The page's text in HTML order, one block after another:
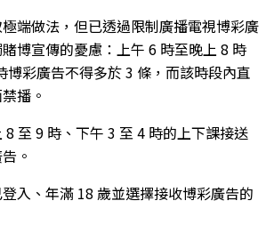
端做法，但已透過限制廣播電視博彩廣
博宣傳的憂慮：上午 6 時至晚上 8 時
博彩廣告不得多於 3 條，而該時段內直
播。
8 至 9 時、下午 3 至 4 時的上下課接送
。
入、年滿 18 歲並選擇接收博彩廣告的